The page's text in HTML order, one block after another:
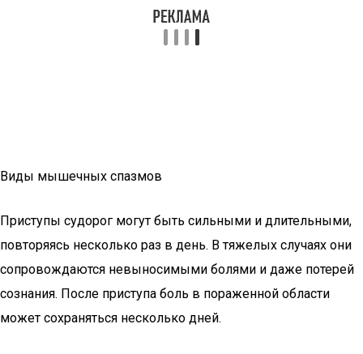
Виды мышечных спазмов
Приступы судорог могут быть сильными и длительными,
повторяясь несколько раз в день. В тяжелых случаях они
сопровождаются невыносимыми болями и даже потерей
сознания. После приступа боль в пораженной области
может сохраняться несколько дней.